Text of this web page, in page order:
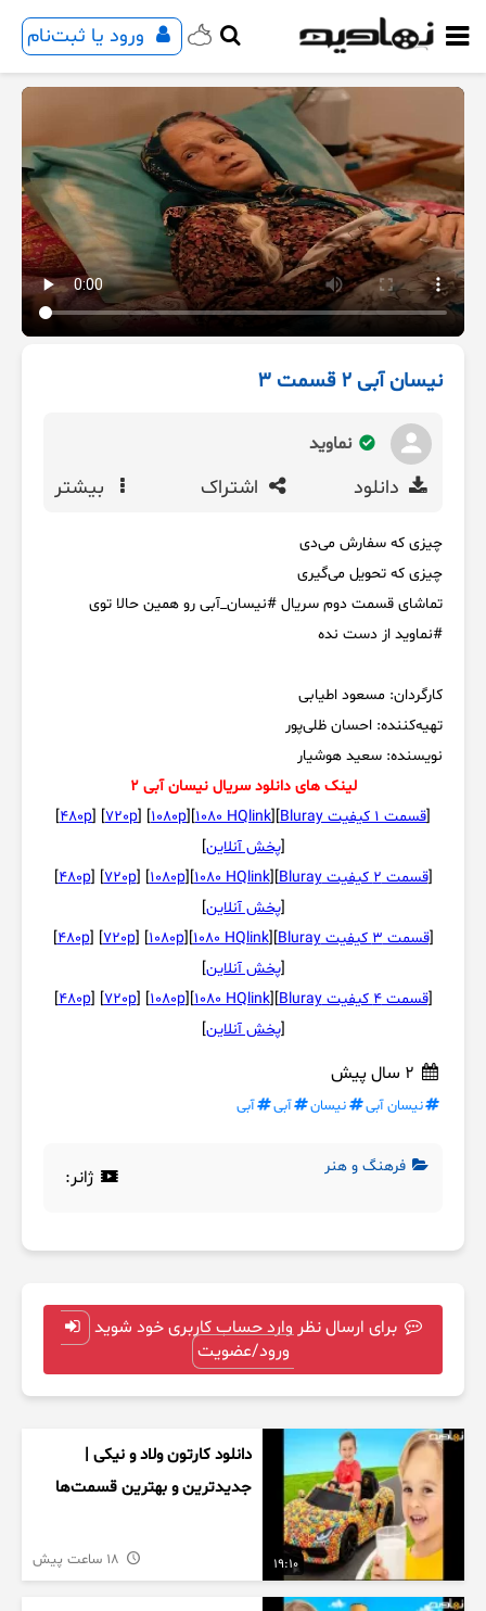
ورود یا ثبت‌نام
نیسان آبی 2 قسمت 3
نماوید
دانلود اشتراک بیشتر
چیزی که سفارش می‌دی
چیزی که تحویل می‌گیری
تماشای قسمت دوم سریال #نیسان_آبی رو همین حالا توی
#نماوید از دست نده
کارگردان: مسعود اطیابی
تهیه‌کننده: احسان ظلی‌پور
نویسنده: سعید هوشیار
لینک های دانلود سریال نیسان آبی 2
[قسمت 1 کیفیت Bluray ][
1080 HQlink
][
1080p
] [
720p
] [
480p
]
[پخش آنلاین]
[قسمت 2 کیفیت Bluray ][
1080 HQlink
][
1080p
] [
720p
] [
480p
]
[پخش آنلاین]
[قسمت 3 کیفیت Bluray ][
1080 HQlink
][
1080p
] [
720p
] [
480p
]
[پخش آنلاین]
[قسمت 4 کیفیت Bluray ][
1080 HQlink
][
1080p
] [
720p
] [
480p
]
[پخش آنلاین]
نیسان آبی نیسان آبی آبی
فرهنگ و هنر ژانر:
برای ارسال نظر وارد حساب کاربری خود شوید
ورود/عضویت
19:10
دانلود کارتون ولاد و نیکی |
جدیدترین و بهترین قسمت‌ها